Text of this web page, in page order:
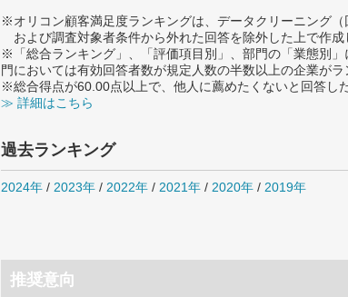
※オリコン顧客満足度ランキングは、データクリーニング（
および調査対象者条件から外れた回答を除外した上で作成
※「総合ランキング」、「評価項目別」、部門の「業態別
門においては有効回答者数が規定人数の半数以上の企業がラ
※総合得点が60.00点以上で、他人に薦めたくないと回答し
≫ 詳細はこちら
過去ランキング
2024年 / 2023年 / 2022年 / 2021年 / 2020年 / 2019年
推奨意向